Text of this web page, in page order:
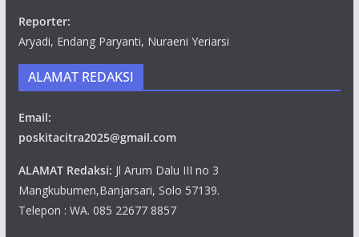
Reporter:
Aryadi, Endang Paryanti, Nuraeni Yeriarsi
ALAMAT REDAKSI
Email:
poskitacitra2025@gmail.com
ALAMAT Redaksi: Jl Arum Dalu III no 3
Mangkubumen,Banjarsari, Solo 57139.
Telepon : WA. 085 22677 8857